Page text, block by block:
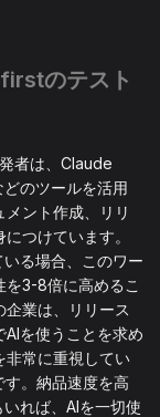
のテスト
者は、Claude
のツールを活用
ント作成、リリ
つけています。
る場合、このワー
を3-8倍に高めるこ
業は、リリース
を使うことを求め
非常に重視してい
。納品速度を高
れば、AIを一切使